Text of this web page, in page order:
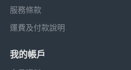
服務條款
運費及付款說明
我的帳戶